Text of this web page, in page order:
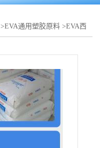
>EVA通用塑胶原料 >EVA西